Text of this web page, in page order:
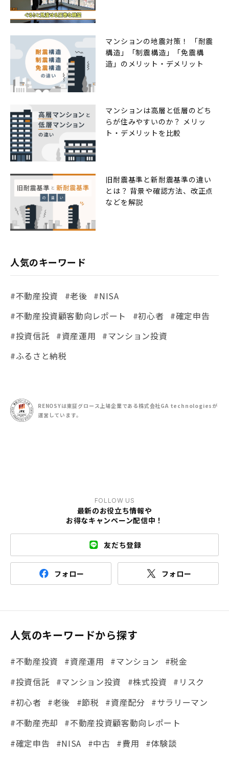
マンションの地震対策！ 「耐震
構造」「制震構造」「免震構
造」のメリット・デメリット
マンションは高層と低層のどち
らが住みやすいのか？ メリッ
ト・デメリットを比較
旧耐震基準と新耐震基準の違い
とは？ 背景や確認方法、改正点
などを解説
人気のキーワード
#不動産投資 #老後 #NISA
#不動産投資顧客動向レポート
#初心者
#確定申告
#投資信託
#資産運用
#マンション投資
#ふるさと納税
FOLLOW US
最新のお役立ち情報や
お得なキャンペーン配信中！
友だち登録
フォロー フォロー
RENOSYは東証グロース上場企業である株式会社GA technologiesが
運営しています。
人気のキーワードから探す
#不動産投資 #資産運用 #マンション
#税金
#投資信託
#マンション投資 #株式投資
#リスク
#初心者
#老後 #節税 #資産配分 #サラリーマン
#不動産売却
#不動産投資顧客動向レポート
#確定申告
#NISA #中古 #費用
#体験談